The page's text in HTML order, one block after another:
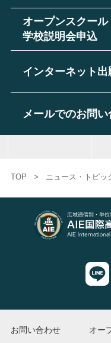
オープンスクール
学校説明会申込
インターネット出
メールでのお問
TOP > ニュース・トピッ
お問い合わせ オー